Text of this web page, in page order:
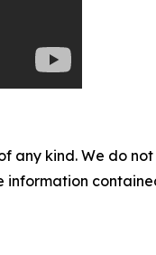
any kind. We do